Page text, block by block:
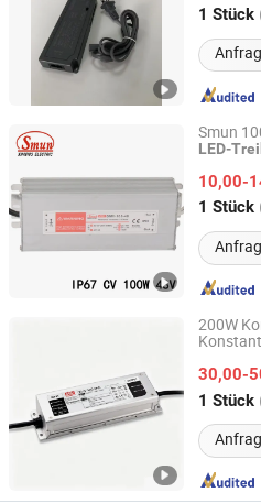
1 Stück
Guangdong, China
Smun
LED-
10,00-
1 Stück
Zhejiang Ximeng Electronic
Zhejiang, China
200W
30,00-
1 Stück
Prior LED Technology Limited
Guangdong, China